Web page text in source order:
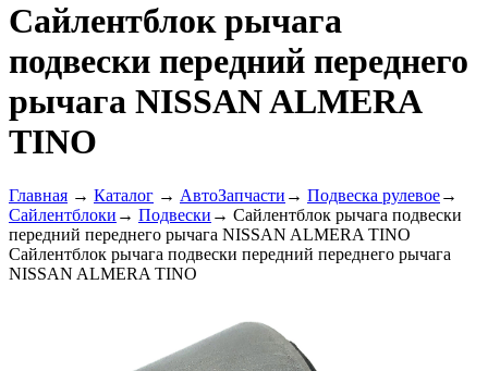
Сайлентблок рычага
подвески передний переднего
рычага NISSAN ALMERA
TINO
Главная → Каталог → АвтоЗапчасти → Подвеска рулевое→
Сайлентблоки → Подвески → Сайлентблок рычага подвески
передний переднего рычага NISSAN ALMERA TINO
Сайлентблок рычага подвески передний переднего рычага
NISSAN ALMERA TINO